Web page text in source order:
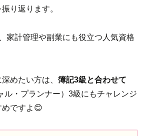
り返ります。
家計管理や副業にも役立つ人気資格
めたい方は、 簿記3級と合わせて
ル・プランナー）3級にもチャレンジ
めですよ😊